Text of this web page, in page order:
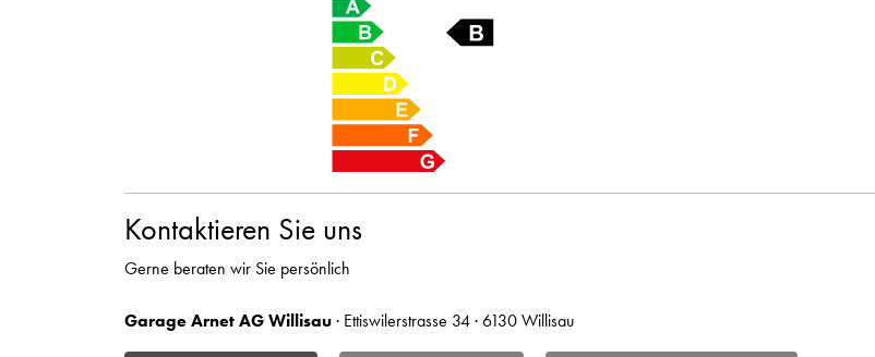
Kontaktieren Sie uns
Gerne beraten wir Sie persönlich
Garage Arnet AG Willisau· Ettiswilerstrasse 34 · 6130 Willisau